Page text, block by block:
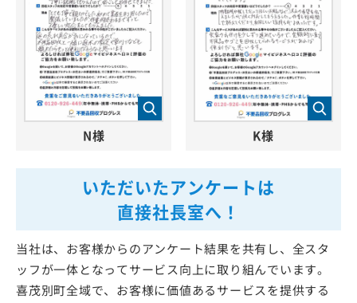
いただいたアンケートは
直接社長室へ！
当社は、お客様からのアンケート結果を共有し、全スタ
ッフが一体となってサービス向上に取り組んでいます。
喜茂別町全域で、お客様に価値あるサービスを提供する
N様 K様